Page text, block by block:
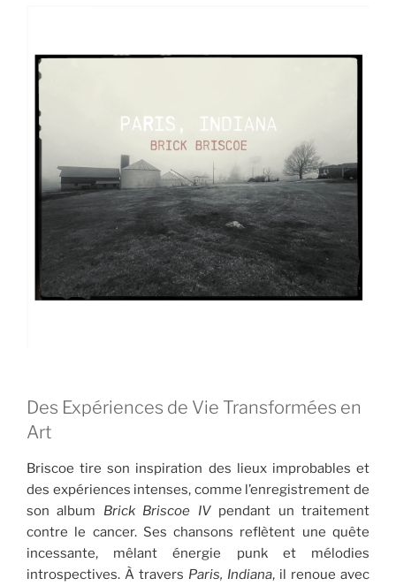
Des Expériences de Vie Transformées en
Art
Briscoe tire son inspiration des lieux improbables et
des expériences intenses, comme l’enregistrement de
son album Brick Briscoe IVpendant un traitement
contre le cancer. Ses chansons reflètent une quête
incessante, mêlant énergie punk et mélodies
introspectives. À travers Paris, Indiana, il renoue avec